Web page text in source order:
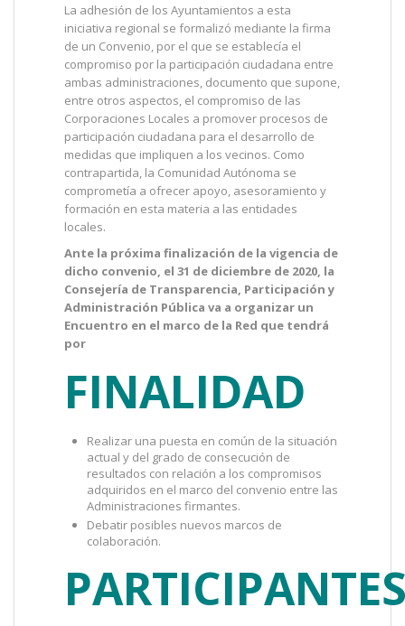
La adhesión de los Ayuntamientos a esta
iniciativa regional se formalizó mediante la firma
de un Convenio, por el que se establecía el
compromiso por la participación ciudadana entre
ambas administraciones, documento que supone,
entre otros aspectos, el compromiso de las
Corporaciones Locales a promover procesos de
participación ciudadana para el desarrollo de
medidas que impliquen a los vecinos. Como
contrapartida, la Comunidad Autónoma se
comprometía a ofrecer apoyo, asesoramiento y
formación en esta materia a las entidades
locales.
Ante la próxima finalización de la vigencia de
dicho convenio, el 31 de diciembre de 2020, la
Consejería de Transparencia, Participación y
Administración Pública va a organizar un
Encuentro en el marco de la Red que tendrá
por
FINALIDAD
Realizar una puesta en común de la situación
actual y del grado de consecución de
resultados con relación a los compromisos
adquiridos en el marco del convenio entre las
Administraciones firmantes.
Debatir posibles nuevos marcos de
colaboración.